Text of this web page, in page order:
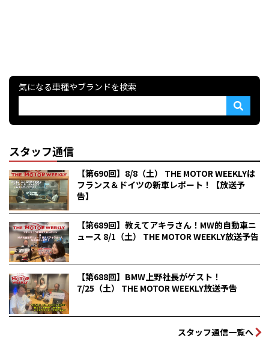
気になる車種やブランドを検索
スタッフ通信
【第690回】8/8（土） THE MOTOR WEEKLYは
フランス＆ドイツの新車レポート！【放送予
告】
【第689回】教えてアキラさん！MW的自動車ニ
ュース 8/1（土） THE MOTOR WEEKLY放送予告
【第688回】BMW上野社長がゲスト！
7/25（土） THE MOTOR WEEKLY放送予告
スタッフ通信一覧へ